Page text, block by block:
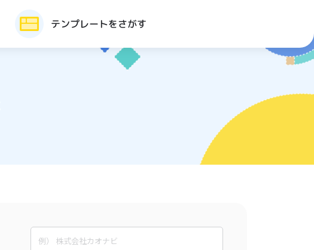
テンプレートをさがす